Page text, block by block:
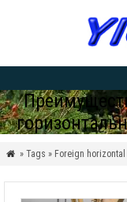
 » Tags » Foreign